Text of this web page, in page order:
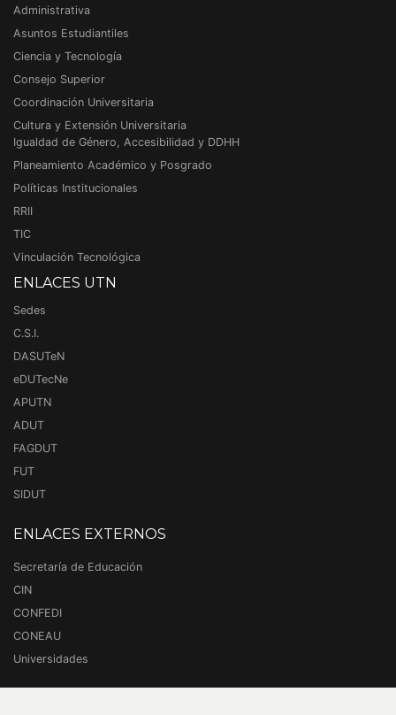
Administrativa
Asuntos Estudiantiles
Ciencia y Tecnología
Consejo Superior
Coordinación Universitaria
Cultura y Extensión Universitaria
Igualdad de Género, Accesibilidad y DDHH
Planeamiento Académico y Posgrado
Políticas Institucionales
RRII
TIC
Vinculación Tecnológica
ENLACES UTN
Sedes
C.S.I.
DASUTeN
eDUTecNe
APUTN
ADUT
FAGDUT
FUT
SIDUT
ENLACES EXTERNOS
Secretaría de Educación
CIN
CONFEDI
CONEAU
Universidades